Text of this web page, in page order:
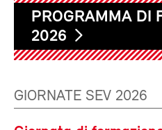
PROGRAMMA DI
2026
GIORNATE SEV 2026